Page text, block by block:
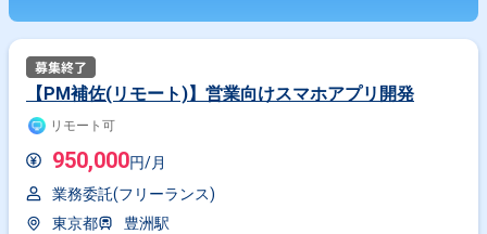
【PM補佐(リモート)】営業向けスマホアプリ開発
リモート可
950,000円/月
業務委託(フリーランス)
東京都
豊洲駅